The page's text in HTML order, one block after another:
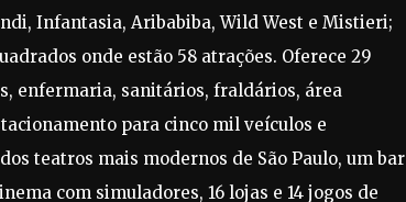
Infantasia, Aribabiba, Wild West e Mistieri;
onde estão 58 atrações. Oferece 29
enfermaria, sanitários, fraldários, área
para cinco mil veículos e
teatros mais modernos de São Paulo, um bar
com simuladores, 16 lojas e 14 jogos de